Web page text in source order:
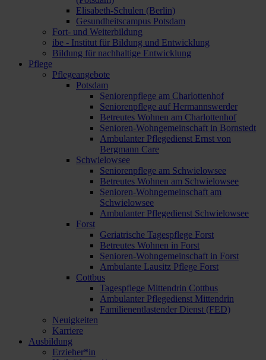
Elisabeth-Schulen (Berlin)
Gesundheitscampus Potsdam
Fort- und Weiterbildung
ibe - Institut für Bildung und Entwicklung
Bildung für nachhaltige Entwicklung
Pflege
Pflegeangebote
Potsdam
Seniorenpflege am Charlottenhof
Seniorenpflege auf Hermannswerder
Betreutes Wohnen am Charlottenhof
Senioren-Wohngemeinschaft in Bornstedt
Ambulanter Pflegedienst Ernst von
Bergmann Care
Schwielowsee
Seniorenpflege am Schwielowsee
Betreutes Wohnen am Schwielowsee
Senioren-Wohngemeinschaft am
Schwielowsee
Ambulanter Pflegedienst Schwielowsee
Forst
Geriatrische Tagespflege Forst
Betreutes Wohnen in Forst
Senioren-Wohngemeinschaft in Forst
Ambulante Lausitz Pflege Forst
Cottbus
Tagespflege Mittendrin Cottbus
Ambulanter Pflegedienst Mittendrin
Familienentlastender Dienst (FED)
Neuigkeiten
Karriere
Ausbildung
Erzieher*in